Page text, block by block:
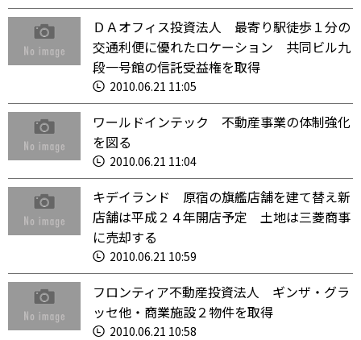
ＤＡオフィス投資法人 最寄り駅徒歩１分の
交通利便に優れたロケーション 共同ビル九
段一号館の信託受益権を取得
2010.06.21 11:05
ワールドインテック 不動産事業の体制強化
を図る
2010.06.21 11:04
キデイランド 原宿の旗艦店舗を建て替え新
店舗は平成２４年開店予定 土地は三菱商事
に売却する
2010.06.21 10:59
フロンティア不動産投資法人 ギンザ・グラ
ッセ他・商業施設２物件を取得
2010.06.21 10:58